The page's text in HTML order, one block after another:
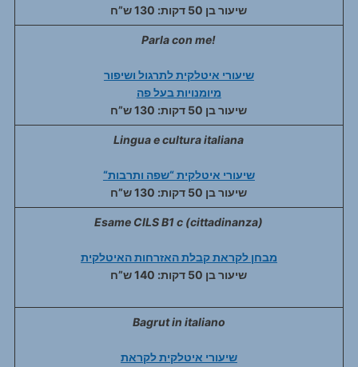
שיעור בן 50 דקות: 130 ש”ח
Parla con me!
שיעורי איטלקית לתרגול ושיפור
מיומנויות בעל פה
שיעור בן 50 דקות: 130 ש”ח
Lingua e cultura italiana
“שיעורי איטלקית “שפה ותרבות
שיעור בן 50 דקות: 130 ש”ח
Esame CILS B1 c (cittadinanza)
מבחן לקראת קבלת האזרחות האיטלקית
שיעור בן 50 דקות: 140 ש”ח
Bagrut in italiano
שיעורי איטלקית לקראת